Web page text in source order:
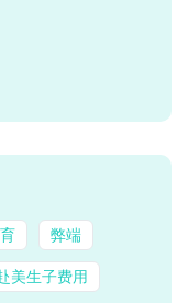
弊端
美生子费用